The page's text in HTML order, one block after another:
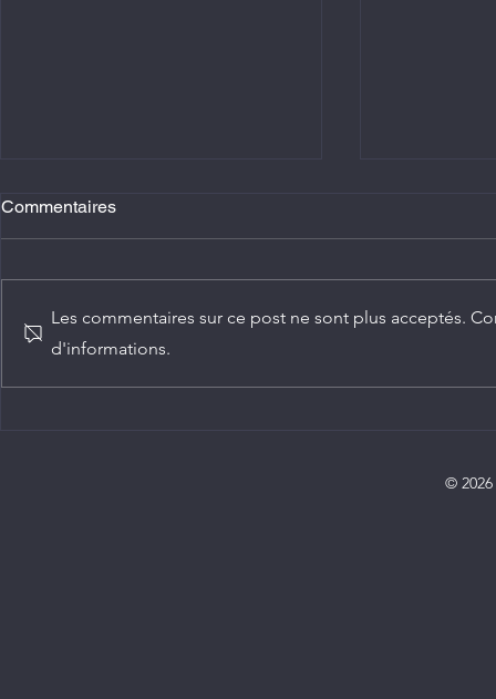
Commentaires
Les commentaires sur ce post ne sont plus acceptés.
d'informations.
©